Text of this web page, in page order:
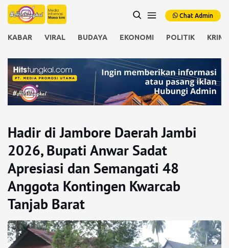
Chat Admin
KABAR VIRAL BUDAYA EKONOMI POLITIK
Hadir di Jambore Daerah Jambi
2026, Bupati Anwar Sadat
Apresiasi dan Semangati 48
Anggota Kontingen Kwarcab
Tanjab Barat